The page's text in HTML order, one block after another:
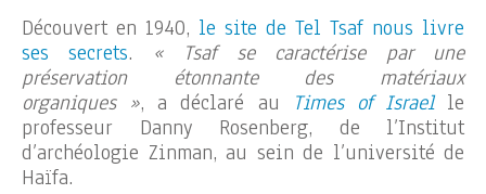
Découvert en 1940, le site de Tel Tsaf nous livre
ses secrets. « Tsaf se caractérise par une
préservation étonnante des matériaux
organiques », a déclaré au Times of Israelle
professeur Danny Rosenberg, de l’Institut
d’archéologie Zinman, au sein de l’université de
Haïfa.